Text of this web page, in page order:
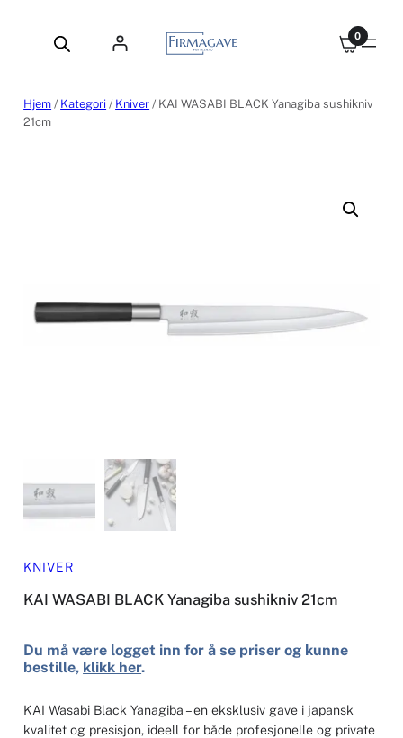
0
Hjem / Kategori / Kniver / KAI WASABI BLACK Yanagiba sushikniv
21cm
KNIVER
KAI WASABI BLACK Yanagiba sushikniv 21cm
Du må være logget inn for å se priser og kunne
bestille, klikk her.
KAI Wasabi Black Yanagiba – en eksklusiv gave i japansk
kvalitet og presisjon, ideell for både profesjonelle og private